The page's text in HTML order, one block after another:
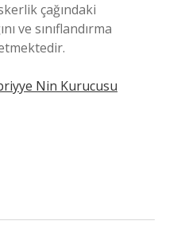
çağındaki
ve sınıflandırma
Nin Kurucusu